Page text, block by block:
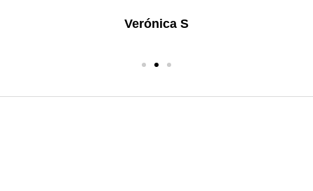
Verónica S